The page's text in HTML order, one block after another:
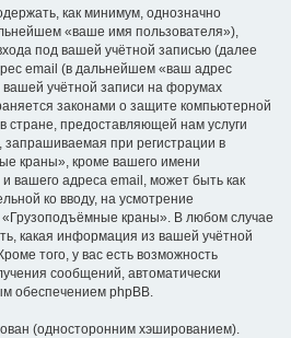
как минимум, однозначно
«ваше имя пользователя»),
под вашей учётной записью (далее
email (в дальнейшем «ваш адрес
учётной записи на форумах
законами о защите компьютерной
предоставляющей нам услуги
при регистрации в
краны», кроме вашего имени
вашего адреса email, может быть как
ко вводу, на усмотрение
краны». В любом случае
какая информация из вашей учётной
того, у вас есть возможность
сообщений, автоматически
обеспечением phpBB.
(односторонним хэшированием).